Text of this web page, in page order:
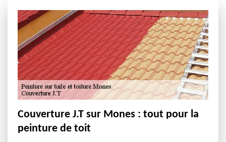
Couverture J.T sur Mones : tout pour la
peinture de toit